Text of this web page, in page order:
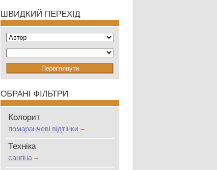
ШВИДКИЙ ПЕРЕХІД
ОБРАНІ ФІЛЬТРИ
Колорит
помаранчеві відтінки
Техніка
сангіна